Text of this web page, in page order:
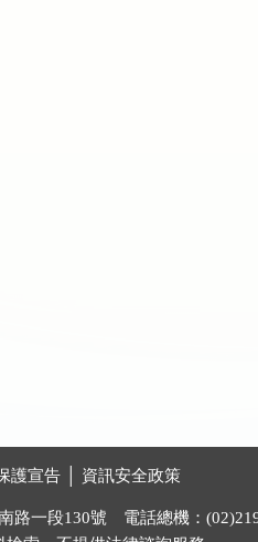
護宣告 資訊安全政策
路一段130號 電話總機：